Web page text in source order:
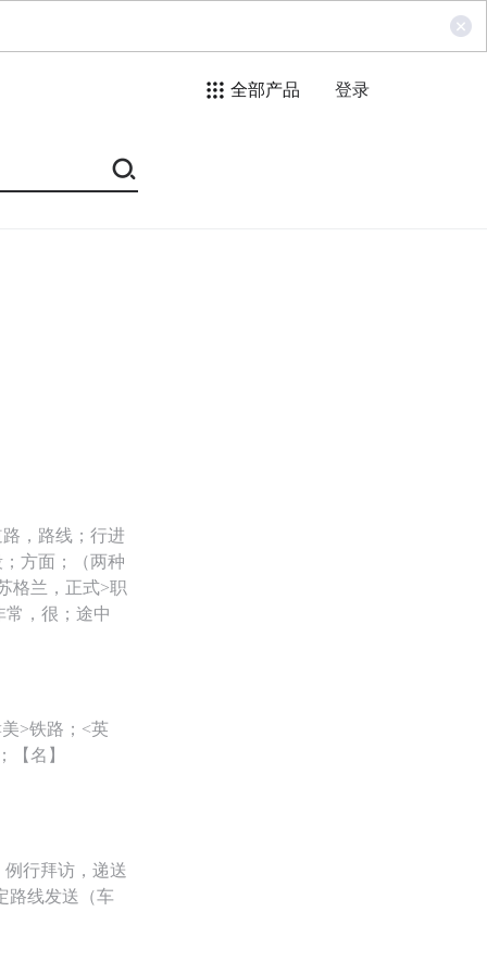
全部产品 登录
，路线；行进
方面；（两种
格兰，正式>职
常，很；途中
>铁路；<英
【名】
行拜访，递送
路线发送（车